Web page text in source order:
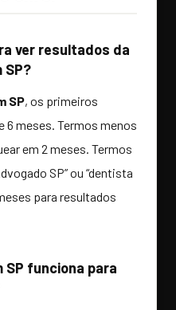
ver resultados da
SP?
SP, os primeiros
6 meses. Termos menos
em 2 meses. Termos
SP” ou “dentista
para resultados
SP funciona para